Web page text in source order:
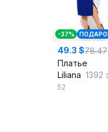
-37%
49.3 $78.47
Платье
Liliana 1392
52